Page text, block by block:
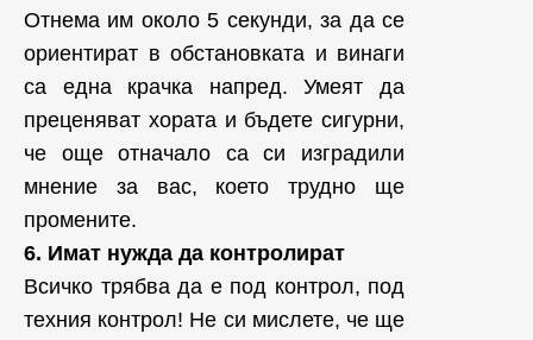
Отнема им около 5 секунди, за да се
ориентират в обстановката и винаги
са една крачка напред. Умеят да
преценяват хората и бъдете сигурни,
че още отначало са си изградили
мнение за вас, което трудно ще
промените.
6. Имат нужда да контролират
Всичко трябва да е под контрол, под
техния контрол! Не си мислете, че ще